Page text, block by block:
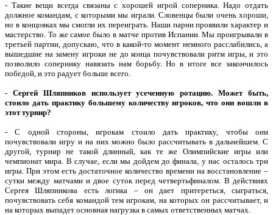
- Такие вещи всегда связаны с хорошей игрой соперника. Надо отдать
должное командам, с которыми мы играли. Словенцы были очень хороши,
но в концовках мы смогли их переиграть. Наши парни проявили характер и
мастерство. То же самое было в матче против Испании. Мы проигрывали в
третьей партии, допускаю, что в какой-то момент немного расслабились, а
вышедшие на замену игроки не до конца почувствовали ритм игры, и это
позволило сопернику навязать нам борьбу. Но в итоге все закончилось
победой, и это радует больше всего.
- Сергей Шляпников использует усеченную ротацию. Может быть,
стоило дать практику большему количеству игроков, что они вошли в
этот турнир?
- С одной стороны, игрокам стоило дать практику, чтобы они
почувствовали игру и на них можно было рассчитывать в дальнейшем. С
другой, турнир не такой длинный, как те же Олимпийские игры или
чемпионат мира. В случае, если мы дойдем до финала, у нас осталось три
игры. При этом есть достаточное количество времени на восстановление –
сутки между матчами и двое суток перед четвертьфиналом. В действиях
Сергея Шляпникова есть логика – он дает притереться, сыграться,
почувствовать себя командой тем игрокам, на которых он рассчитывает, и
на которых выпадет основная нагрузка в самых ответственных матчах.